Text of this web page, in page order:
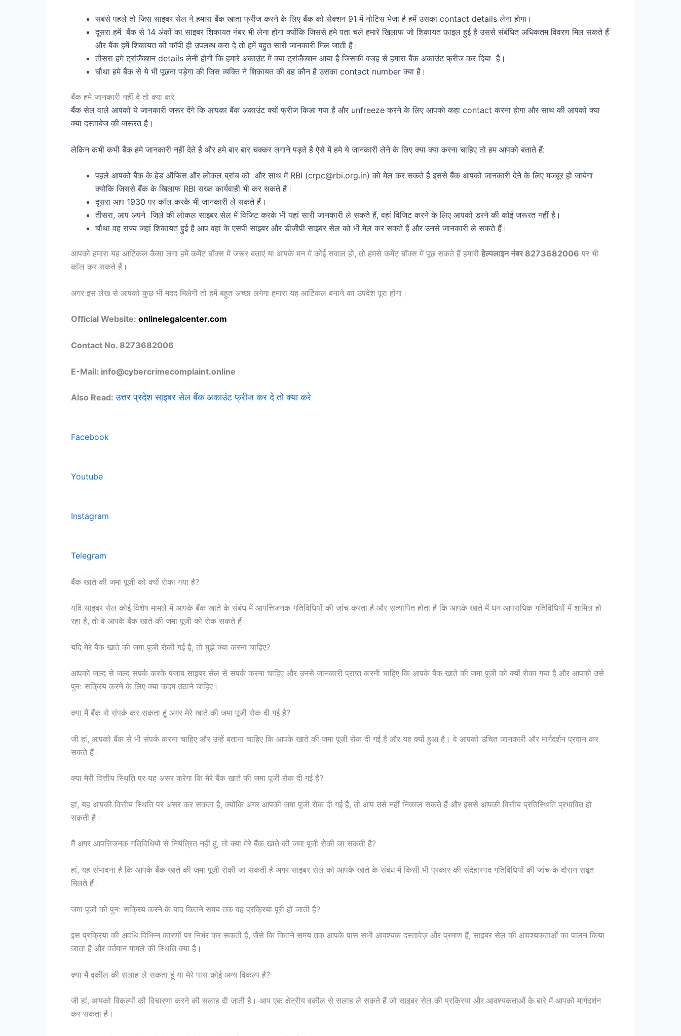
सबसे पहले तो जिस साइबर सेल ने हमारा बैंक खाता फ्रीज करने के लिए बैंक को सेक्शन 91 में नोटिस भेजा है हमें उसका contact details लेना होगा।
दूसरा हमें बैंक से 14 अंकों का साइबर शिकायत नंबर भी लेना होगा क्योंकि जिससे हमे पता चले हमारे खिलाफ जो शिकायत फ़ाइल हुई है उससे संबंधित अधिकतम विवरण मिल सकते हैं
और बैंक हमें शिकायत की कॉपी ही उपलब्ध करा दे तो हमें बहुत सारी जानकारी मिल जाती है।
तीसरा हमे ट्रांजैक्शन details लेनी होगी कि हमारे अकाउंट में क्या ट्रांजैक्शन आया है जिसकी वजह से हमारा बैंक अकाउंट फ्रीज कर दिया है।
चौथा हमे बैंक से ये भी पूछना पड़ेगा की जिस व्यक्ति ने शिकायत की वह कौन है उसका contact number क्या है।
बैंक हमे जानकारी नहीं दे तो क्या करे
बैंक सेल वाले आपको ये जानकारी जरूर देंगे कि आपका बैंक अकाउंट क्यों फ्रीज किआ गया है और unfreeze करने के लिए आपको कहा contact करना होगा और साथ की आपको क्या
क्या दस्ताबेज की जरूरत है।
लेकिन कभी कभी बैंक हमे जानकारी नहीं देते है और हमे बार बार चक्कर लगाने पड़ते है ऐसे में हमे ये जानकारी लेने के लिए क्या क्या करना चाहिए तो हम आपको बताते हैं:
पहले आपको बैंक के हेड ऑफिस और लोकल ब्रांच को और साथ में RBI (crpc@rbi.org.in) को मेल कर सकते है इससे बैंक आपको जानकारी देने के लिए मजबूर हो जायेगा
क्योकि जिससे बैंक के खिलाफ RBI सख्त कार्यवाही भी कर सकते है।
दूसरा आप 1930 पर कॉल करके भी जानकारी ले सकते हैं।
तीसरा, आप अपने जिले की लोकल साइबर सेल में विजिट करके भी यहां सारी जानकारी ले सकते हैं, वहां विजिट करने के लिए आपको डरने की कोई जरूरत नहीं है।
चौथा वह राज्य जहां शिकायत हुई है आप वहां के एसपी साइबर और डीजीपी साइबर सेल को भी मेल कर सकते हैं और उनसे जानकारी ले सकते हैं।
आपको हमारा यह आर्टिकल कैसा लगा हमें कमेंट बॉक्स में जरूर बताएं या आपके मन में कोई सवाल हो, तो हमसे कमेंट बॉक्स में पूछ सकते हैं हमारी हेल्पलाइन नंबर 8273682006 पर भी
कॉल कर सकते हैं।
अगर इस लेख से आपको कुछ भी मदद मिलेगी तो हमें बहुत अच्छा लगेगा हमारा यह आर्टिकल बनाने का उपदेश पूरा होगा।
Official Website: onlinelegalcenter.com
Contact No. 8273682006
E-Mail: info@cybercrimecomplaint.online
Also Read:उत्तर प्रदेश साइबर सेल बैंक अकाउंट फ्रीज कर दे तो क्या करे
Facebook
Youtube
Instagram
Telegram
बैंक खाते की जमा पूजी को क्यों रोका गया है?
यदि साइबर सेल कोई विशेष मामले में आपके बैंक खाते के संबंध में आपत्तिजनक गतिविधियों की जांच करता है और सत्यापित होता है कि आपके खाते में धन आपराधिक गतिविधियों में शामिल हो
रहा है, तो वे आपके बैंक खाते की जमा पूजी को रोक सकते हैं।
यदि मेरे बैंक खाते की जमा पूजी रोकी गई है, तो मुझे क्या करना चाहिए?
आपको जल्द से जल्द संपर्क करके पंजाब साइबर सेल से संपर्क करना चाहिए और उनसे जानकारी प्राप्त करनी चाहिए कि आपके बैंक खाते की जमा पूजी को क्यों रोका गया है और आपको उसे
पुनः सक्रिय करने के लिए क्या कदम उठाने चाहिए।
क्या मैं बैंक से संपर्क कर सकता हूं अगर मेरे खाते की जमा पूजी रोक दी गई है?
जी हां, आपको बैंक से भी संपर्क करना चाहिए और उन्हें बताना चाहिए कि आपके खाते की जमा पूजी रोक दी गई है और यह क्यों हुआ है। वे आपको उचित जानकारी और मार्गदर्शन प्रदान कर
सकते हैं।
क्या मेरी वित्तीय स्थिति पर यह असर करेगा कि मेरे बैंक खाते की जमा पूजी रोक दी गई है?
हां, यह आपकी वित्तीय स्थिति पर असर कर सकता है, क्योंकि अगर आपकी जमा पूजी रोक दी गई है, तो आप उसे नहीं निकाल सकते हैं और इससे आपकी वित्तीय प्रतिस्थिति प्रभावित हो
सकती है।
मैं अगर आपत्तिजनक गतिविधियों से नियंत्रित नहीं हूं, तो क्या मेरे बैंक खाते की जमा पूजी रोकी जा सकती है?
हां, यह संभावना है कि आपके बैंक खाते की जमा पूजी रोकी जा सकती है अगर साइबर सेल को आपके खाते के संबंध में किसी भी प्रकार की संदेहास्पद गतिविधियों की जांच के दौरान सबूत
मिलते हैं।
जमा पूजी को पुनः सक्रिय करने के बाद कितने समय तक वह प्रक्रिया पूरी हो जाती है?
इस प्रक्रिया की अवधि विभिन्न कारणों पर निर्भर कर सकती है, जैसे कि कितने समय तक आपके पास सभी आवश्यक दस्तावेज़ और प्रमाण हैं, साइबर सेल की आवश्यकताओं का पालन किया
जाता है और वर्तमान मामले की स्थिति क्या है।
क्या मैं वकील की सलाह ले सकता हूं या मेरे पास कोई अन्य विकल्प है?
जी हां, आपको विकल्पों की विचारणा करने की सलाह दी जाती है। आप एक क्षेत्रीय वकील से सलाह ले सकते हैं जो साइबर सेल की प्रक्रिया और आवश्यकताओं के बारे में आपको मार्गदर्शन
कर सकता है।